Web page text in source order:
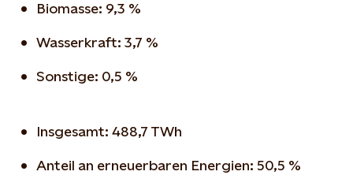
Biomasse: 9,3 %
Wasserkraft: 3,7 %
Sonstige: 0,5 %
Insgesamt: 488,7 TWh
Anteil an erneuerbaren Energien: 50,5 %